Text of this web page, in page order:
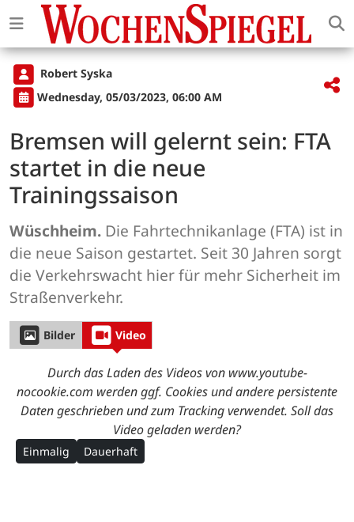
Robert Syska
Wednesday, 05/03/2023, 06:00 AM
Bremsen will gelernt sein: FTA
startet in die neue
Trainingssaison
Wüschheim. Die Fahrtechnikanlage (FTA) ist in
die neue Saison gestartet. Seit 30 Jahren sorgt
die Verkehrswacht hier für mehr Sicherheit im
Straßenverkehr.
Bilder Video
Durch das Laden des Videos von www.youtube-
nocookie.com werden ggf. Cookies und andere persistente
Daten geschrieben und zum Tracking verwendet. Soll das
Video geladen werden?
Einmalig Dauerhaft